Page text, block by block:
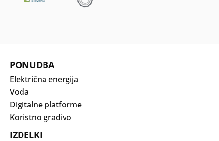
PONUDBA
Električna energija
Voda
Digitalne platforme
Koristno gradivo
IZDELKI